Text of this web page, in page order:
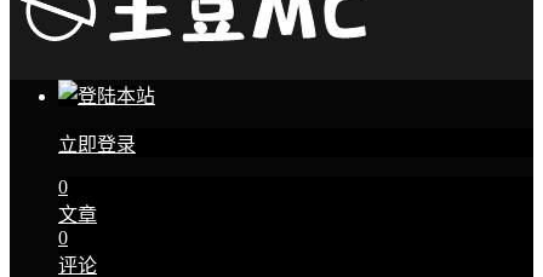
立即登录
0
文章
0
评论